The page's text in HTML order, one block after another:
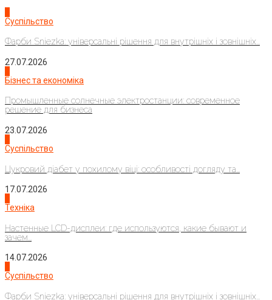
Суспільство
Фарби Sniezka: універсальні рішення для внутрішніх і зовнішніх...
27.07.2026
Бізнес та економіка
Промышленные солнечные электростанции: современное
решение для бизнеса
23.07.2026
Суспільство
Цукровий діабет у похилому віці: особливості догляду та...
17.07.2026
Техніка
Настенные LCD-дисплеи: где используются, какие бывают и
зачем...
14.07.2026
Суспільство
Фарби Sniezka: універсальні рішення для внутрішніх і зовнішніх...